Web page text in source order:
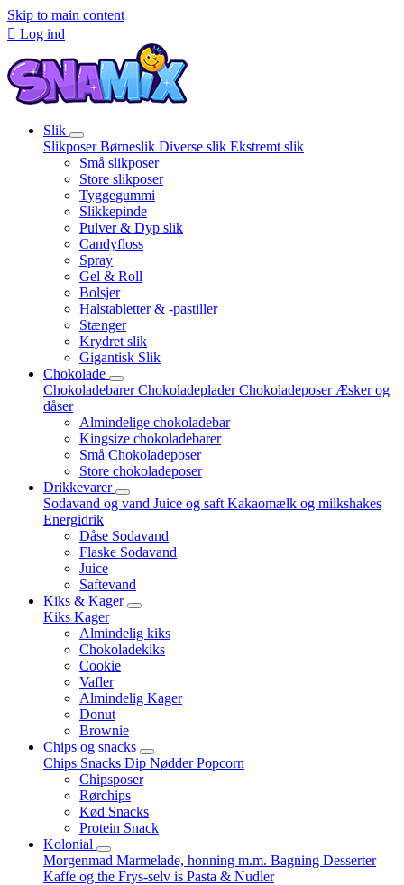
Skip to main content
 Log ind
Slik
SlikposerBørneslik Diverse slik Ekstremt slik
Små slikposer
Store slikposer
Tyggegummi
Slikkepinde
Pulver & Dyp slik
Candyfloss
Spray
Gel & Roll
Bolsjer
Halstabletter & -pastiller
Stænger
Krydret slik
Gigantisk Slik
Chokolade
ChokoladebarerChokoladepladerChokoladeposer Æsker og
dåser
Almindelige chokoladebar
Kingsize chokoladebarer
Små Chokoladeposer
Store chokoladeposer
Drikkevarer
Sodavand og vand Juice og saft Kakaomælk og milkshakes
Energidrik
Dåse Sodavand
Flaske Sodavand
Juice
Saftevand
Kiks & Kager
Kiks Kager
Almindelig kiks
Chokoladekiks
Cookie
Vafler
Almindelig Kager
Donut
Brownie
Chips og snacks
Chips Snacks Dip NødderPopcorn
Chipsposer
Rørchips
Kød Snacks
Protein Snack
Kolonial
Morgenmad Marmelade, honning m.m. Bagning Desserter
Kaffe og the Frys-selv is Pasta & Nudler